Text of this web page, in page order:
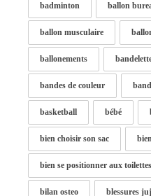
badminton ballon
ballon musculaire
ballonements
bandes de couleur
basketball bébé
bien choisir son sac
bien se positionner aux toilettes
bilan osteo blessures